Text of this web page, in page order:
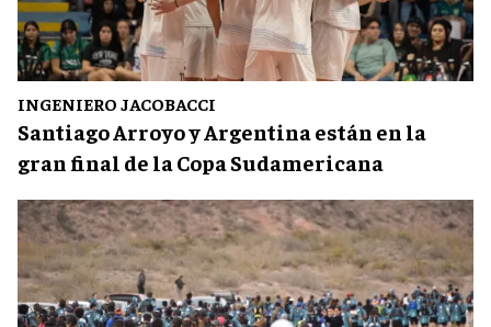
INGENIERO JACOBACCI
Santiago Arroyo y Argentina están en la
gran final de la Copa Sudamericana